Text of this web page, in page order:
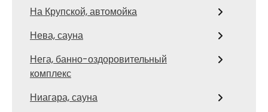
На Крупской, автомойка
Нева, сауна
Нега, банно-оздоровительный
комплекс
Ниагара, сауна